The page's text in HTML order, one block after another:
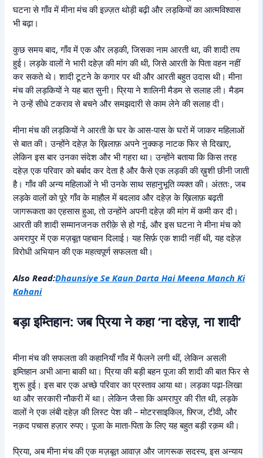
घटना से गाँव में मीना मंच की इज़्ज़त थोड़ी बढ़ी और लड़कियों का आत्मविश्वास
भी बढ़ा।
कुछ समय बाद, गाँव में एक और लड़की, जिसका नाम आरती था, की शादी तय
हुई। लड़के वालों ने भारी दहेज़ की मांग की थी, जिसे आरती के पिता वहन नहीं
कर सकते थे। शादी टूटने के कगार पर थी और आरती बहुत उदास थी। मीना
मंच की लड़कियों ने यह बात सुनी। प्रिया ने शालिनी मैडम से सलाह ली। मैडम
ने उन्हें सीधे टकराव से बचने और समझदारी से काम लेने की सलाह दी।
मीना मंच की लड़कियों ने आरती के घर के आस-पास के घरों में जाकर महिलाओं
से बात की। उन्होंने दहेज़ के ख़िलाफ़ अपने नुक्कड़ नाटक फिर से दिखाए,
लेकिन इस बार उनका संदेश और भी गहरा था। उन्होंने बताया कि किस तरह
दहेज़ एक परिवार को बर्बाद कर देता है और कैसे एक लड़की की ख़ुशी छीनी जाती
है। गाँव की अन्य महिलाओं ने भी उनके साथ सहानुभूति व्यक्त की। अंततः, जब
लड़के वालों को पूरे गाँव के माहौल में बदलाव और दहेज़ के ख़िलाफ़ बढ़ती
जागरूकता का एहसास हुआ, तो उन्होंने अपनी दहेज़ की मांग में कमी कर दी।
आरती की शादी सम्मानजनक तरीक़े से हो गई, और इस घटना ने मीना मंच को
अमरापुर में एक मज़बूत पहचान दिलाई। यह सिर्फ़ एक शादी नहीं थी, यह दहेज़
विरोधी अभियान की एक महत्वपूर्ण सफलता थी।
Also Read:Dhaunsiye Se Kaun Darta Hai Meena Manch Ki
Kahani
बड़ा इम्तिहान: जब प्रिया ने कहा ‘ना दहेज़, ना शादी’
मीना मंच की सफलता की कहानियाँ गाँव में फैलने लगी थीं, लेकिन असली
इम्तिहान अभी आना बाकी था। प्रिया की बड़ी बहन पूजा की शादी की बात फिर से
शुरू हुई। इस बार एक अच्छे परिवार का प्रस्ताव आया था। लड़का पढ़ा-लिखा
था और सरकारी नौकरी में था। लेकिन जैसा कि अमरापुर की रीत थी, लड़के
वालों ने एक लंबी दहेज़ की लिस्ट पेश की – मोटरसाइकिल, फ़्रिज, टीवी, और
नक़द पचास हज़ार रुपए। पूजा के माता-पिता के लिए यह बहुत बड़ी रक़म थी।
प्रिया, अब मीना मंच की एक मज़बूत आवाज़ और जागरूक सदस्य, इस अन्याय